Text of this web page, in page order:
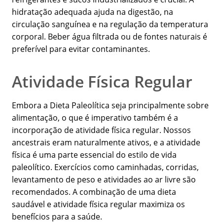
hidratação adequada ajuda na digestão, na
circulação sanguínea e na regulação da temperatura
corporal. Beber água filtrada ou de fontes naturais é
preferível para evitar contaminantes.
Atividade Física Regular
Embora a Dieta Paleolítica seja principalmente sobre
alimentação, o que é imperativo também é a
incorporação de atividade física regular. Nossos
ancestrais eram naturalmente ativos, e a atividade
física é uma parte essencial do estilo de vida
paleolítico. Exercícios como caminhadas, corridas,
levantamento de peso e atividades ao ar livre são
recomendados. A combinação de uma dieta
saudável e atividade física regular maximiza os
benefícios para a saúde.